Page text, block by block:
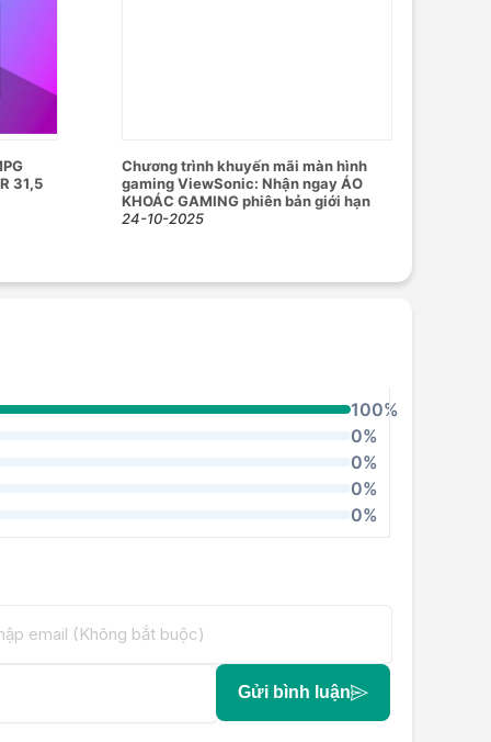
31,5
Chương trình khuyến mãi màn hình
gaming ViewSonic: Nhận ngay ÁO
KHOÁC GAMING phiên bản giới hạn
24-10-2025
100%
0%
0%
0%
0%
Gửi bình luận